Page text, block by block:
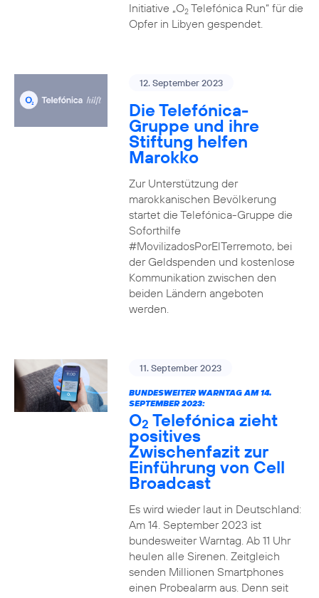
Initiative „O2Telefónica Run“ für die
Opfer in Libyen gespendet.
12. September 2023
Die Telefónica-
Gruppe und ihre
Stiftung helfen
Marokko
Zur Unterstützung der
marokkanischen Bevölkerung
startet die Telefónica-Gruppe die
Soforthilfe
#MovilizadosPorElTerremoto, bei
der Geldspenden und kostenlose
Kommunikation zwischen den
beiden Ländern angeboten
werden.
11. September 2023
BUNDESWEITER WARNTAG AM 14.
SEPTEMBER 2023:
O2 Telefónica zieht
positives
Zwischenfazit zur
Einführung von Cell
Broadcast
Es wird wieder laut in Deutschland:
Am 14. September 2023 ist
bundesweiter Warntag. Ab 11 Uhr
heulen alle Sirenen. Zeitgleich
senden Millionen Smartphones
einen Probealarm aus. Denn seit